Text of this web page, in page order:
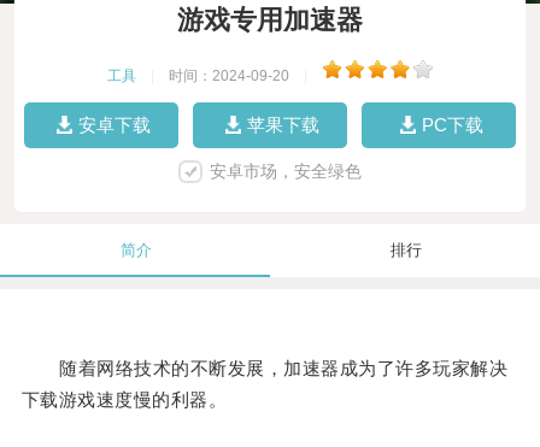
游戏专用加速器
工具 时间：2024-09-20
安卓下载 苹果下载 PC下载
安卓市场，安全绿色
简介 排行
随着网络技术的不断发展，加速器成为了许多玩家解决
下载游戏速度慢的利器。